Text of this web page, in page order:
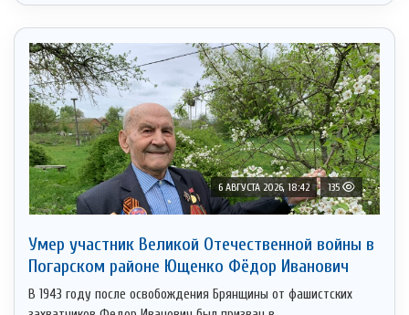
6 АВГУСТА 2026, 18:42 135
Умер участник Великой Отечественной войны в
Погарском районе Ющенко Фёдор Иванович
В 1943 году после освобождения Брянщины от фашистских